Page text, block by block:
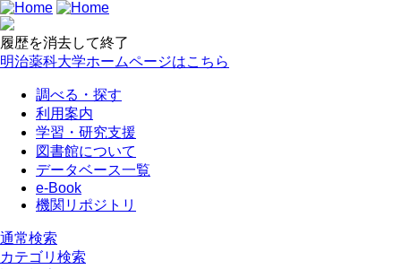
履歴を消去して終了
明治薬科大学ホームページはこちら
調べる・探す
利用案内
学習・研究支援
図書館について
データベース一覧
e-Book
機関リポジトリ
通常検索
カテゴリ検索